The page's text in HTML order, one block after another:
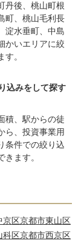
丹後、桃山町根
町、桃山毛利長
淀水垂町、中島
かいエリアに絞
。
込みをして探す
積、駅からの徒
ら、投資事業用
条件での絞り込
ます。
京区京都市東山区
科区京都市西京区